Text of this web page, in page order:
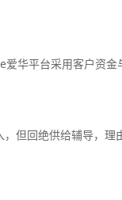
华平台采用客户资金
但回绝供给辅导，理